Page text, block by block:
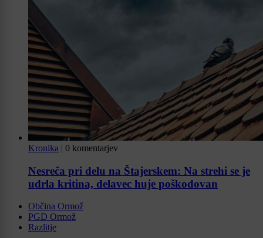
Kronika | 0 komentarjev
Nesreča pri delu na Štajerskem: Na strehi se je
udrla kritina, delavec huje poškodovan
Občina Ormož
PGD Ormož
Razlitje